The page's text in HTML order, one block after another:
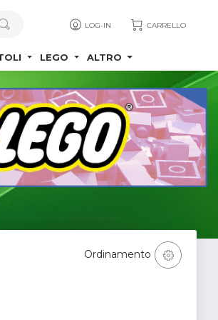
LOG-IN CARRELLO
LEGO ALTRO
Ordinamento